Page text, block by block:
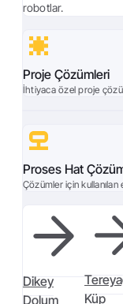
robotlar.
Proje Çözümleri
İhtiyaca özel proje
Proses Hat
Çözümler için kullanılan
Dikey
Dolum
Küp